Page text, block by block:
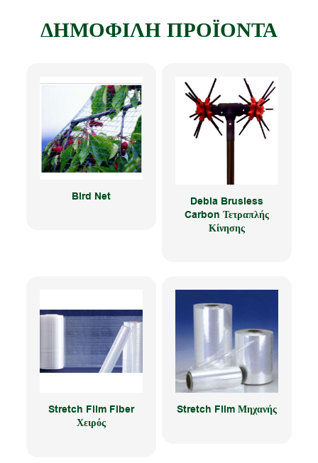
ΔΗΜΟΦΙΛΗ ΠΡΟΪΟΝΤΑ
Bird Net
Debla Brusless
Carbon Τετραπλής
Κίνησης
Stretch Film Fiber
Χειρός
Stretch Film Μηχανής